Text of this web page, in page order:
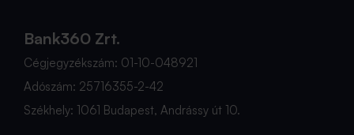
Bank360 Zrt.
Cégjegyzékszám: 01-10-048921
Adószám: 25716355-2-42
Székhely: 1061 Budapest, Andrássy út 10.